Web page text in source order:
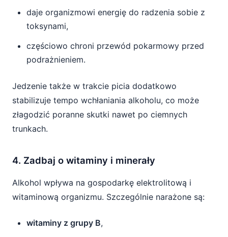
daje organizmowi energię do radzenia sobie z
toksynami,
częściowo chroni przewód pokarmowy przed
podrażnieniem.
Jedzenie także w trakcie picia dodatkowo
stabilizuje tempo wchłaniania alkoholu, co może
złagodzić poranne skutki nawet po ciemnych
trunkach.
4. Zadbaj o witaminy i minerały
Alkohol wpływa na gospodarkę elektrolitową i
witaminową organizmu. Szczególnie narażone są:
witaminy z grupy B,